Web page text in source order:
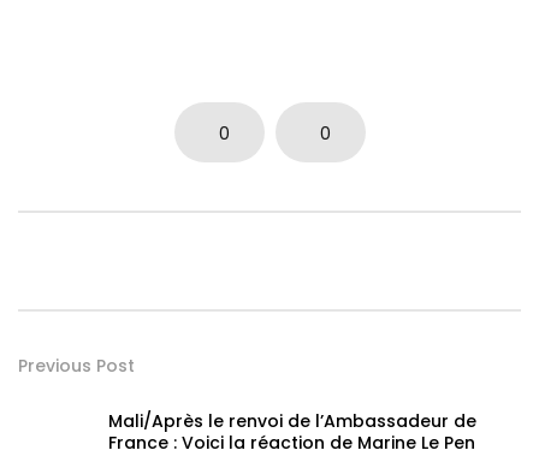
0 0
Previous Post
Mali/Après le renvoi de l’Ambassadeur de
France : Voici la réaction de Marine Le Pen